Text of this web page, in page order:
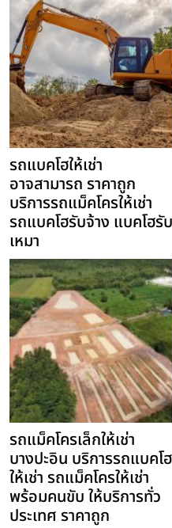
รถแบคโฮให้เช่า
อาจสามารถ ราคาถูก
บริการรถแม็คโครให้เช่า
รถแบคโฮรับจ้าง แบคโฮรับ
เหมา
รถแม็คโครเล็กให้เช่า
บางปะอิน บริการรถแบคโฮ
ให้เช่า รถแม็คโครให้เช่า
พร้อมคนขับ ให้บริการทั่ว
ประเทศ ราคาถูก